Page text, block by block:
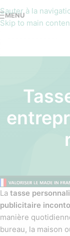
Sauter à la
Skip to main
MENU
La tasse
publicitaire
manière
bureau, la maison